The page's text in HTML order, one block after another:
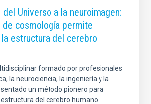
del Universo a la neuroimagen:
de cosmología permite
la estructura del cerebro
formado por profesionales
la neurociencia, la ingeniería y la
un método pionero para
del cerebro humano.